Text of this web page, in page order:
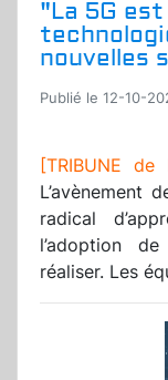
"La 5G
nouvelles
Publié le 12-10-
[TRIBUNE de
L’avènement
radical
l’adoption
réaliser. Les